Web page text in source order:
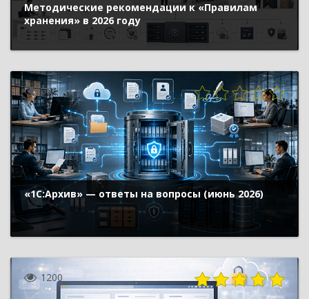
Методические рекомендации к «Правилам
хранения» в 2026 году
665
«1С:Архив» — ответы на вопросы (июнь 2026)
1200